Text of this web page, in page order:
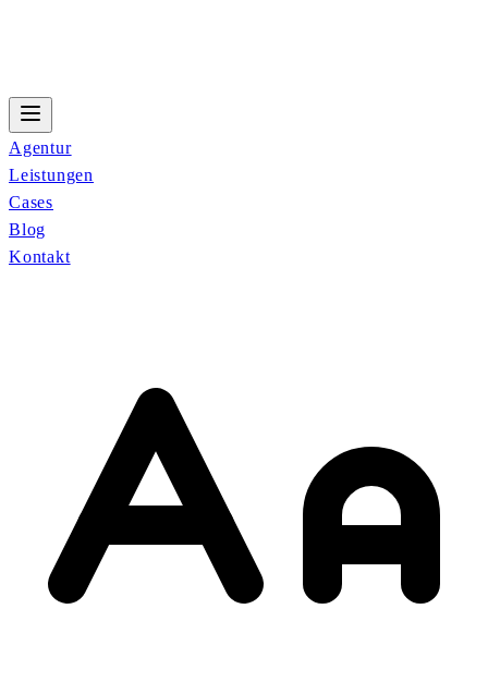
Agentur
Leistungen
Cases
Blog
Kontakt